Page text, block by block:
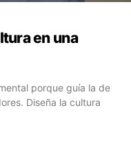
en una
porque guía la de
Diseña la cultura